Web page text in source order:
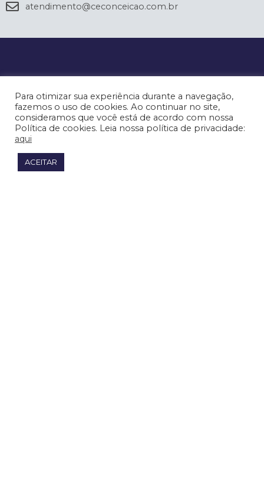
atendimento@ceconceicao.com.br
Para otimizar sua experiência durante a navegação,
fazemos o uso de cookies. Ao continuar no site,
consideramos que você está de acordo com nossa
Política de cookies. Leia nossa política de privacidade:
aqui
ACEITAR